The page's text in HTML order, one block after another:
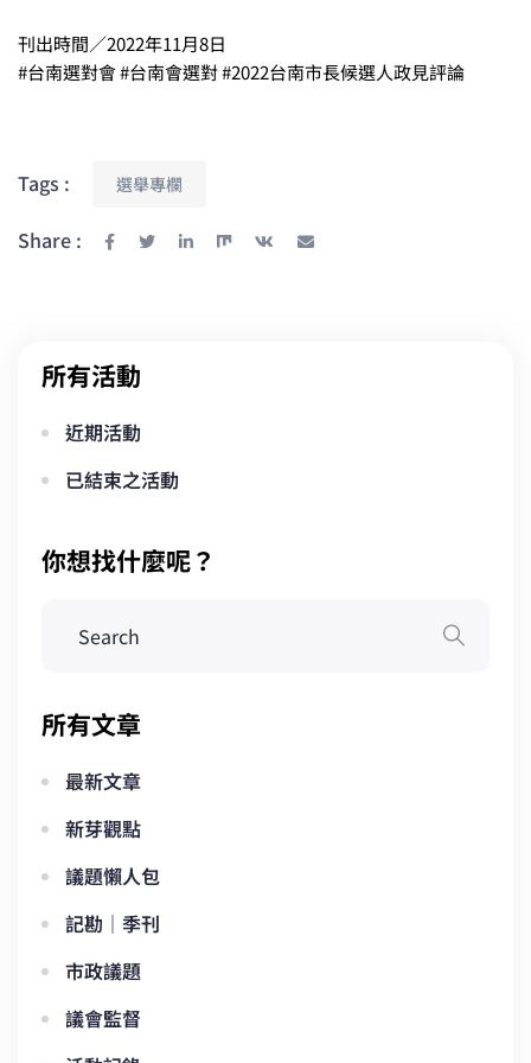
刊出時間／2022年11月8日
#台南選對會 #台南會選對 #2022台南市長候選人政見評論
Tags : 選舉專欄
Share :
所有活動
近期活動
已結束之活動
你想找什麼呢？
所有文章
最新文章
新芽觀點
議題懶人包
記勘｜季刊
市政議題
議會監督